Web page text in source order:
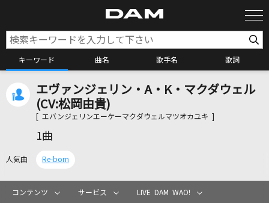
キーワード 曲名 歌手名 歌詞
カラオケ検索
エヴァンジェリン・A・K・マクダウェル
(CV:松岡由貴)
[ エバンジェリンエーケーマクダウェルマツオカユキ ]
1曲
人気曲 Re-born
コンテンツ サービス LIVE DAM WAO!